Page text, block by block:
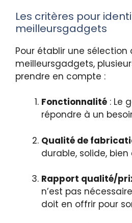
Les critères pour
meilleursgadgets
Pour établir une sélection
meilleursgadgets,
prendre en compte :
Fonctionnalité : Le
répondre à un
Qualité de
durable, solide, bien
Rapport qualité/
n’est pas
doit en offrir pour